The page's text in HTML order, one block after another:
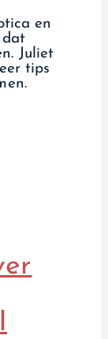
en
dat
Juliet
tips